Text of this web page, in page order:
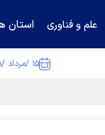
علم و فناوری استان
۱۵ /مرداد /۱۴۰۵